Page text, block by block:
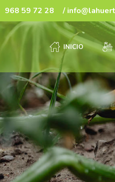
968 59 72 28 /
INICIO